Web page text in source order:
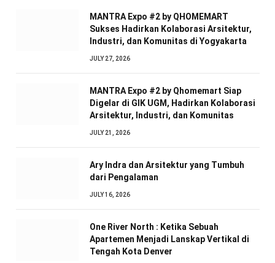
MANTRA Expo #2 by QHOMEMART
Sukses Hadirkan Kolaborasi Arsitektur,
Industri, dan Komunitas di Yogyakarta
JULY 27, 2026
MANTRA Expo #2 by Qhomemart Siap
Digelar di GIK UGM, Hadirkan Kolaborasi
Arsitektur, Industri, dan Komunitas
JULY 21, 2026
Ary Indra dan Arsitektur yang Tumbuh
dari Pengalaman
JULY 16, 2026
One River North : Ketika Sebuah
Apartemen Menjadi Lanskap Vertikal di
Tengah Kota Denver